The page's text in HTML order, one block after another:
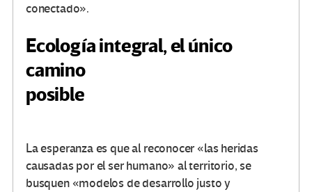
conectado».
Ecología integral, el único
camino
posible
La esperanza es que al reconocer «las heridas
causadas por el ser humano» al territorio, se
busquen «modelos de desarrollo justo y